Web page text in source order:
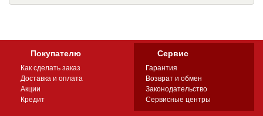
Покупателю
Как сделать заказ
Доставка и оплата
Акции
Кредит
Сервис
Гарантия
Возврат и обмен
Законодательство
Сервисные центры